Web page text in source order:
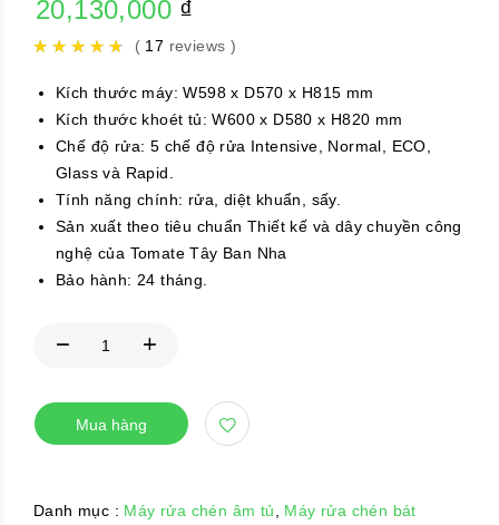
20,130,000 ₫
( 17 reviews )
Kích thước máy: W598 x D570 x H815 mm
Kích thước khoét tủ: W600 x D580 x H820 mm
Chế độ rửa: 5 chế độ rửa Intensive, Normal, ECO,
Glass và Rapid.
Tính năng chính: rửa, diệt khuẩn, sấy.
Sản xuất theo tiêu chuẩn Thiết kế và dây chuyền công
nghệ của Tomate Tây Ban Nha
Bảo hành: 24 tháng.
Mua hàng
Danh mục : Máy rửa chén âm tủ
Máy rửa chén bát